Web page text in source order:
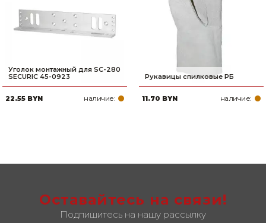
Уголок монтажный для SC-280
SECURIC 45-0923
22.55 BYN наличие:
Рукавицы спилковые РБ
11.70 BYN наличие:
Оставайтесь на связи!
Подпишитесь на нашу рассылку